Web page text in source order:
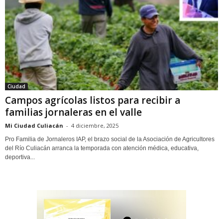
Ciudad
Campos agrícolas listos para recibir a
familias jornaleras en el valle
Mi Ciudad Culiacán - 4 diciembre, 2025
Pro Familia de Jornaleros IAP, el brazo social de la Asociación de Agricultores
del Río Culiacán arranca la temporada con atención médica, educativa,
deportiva...